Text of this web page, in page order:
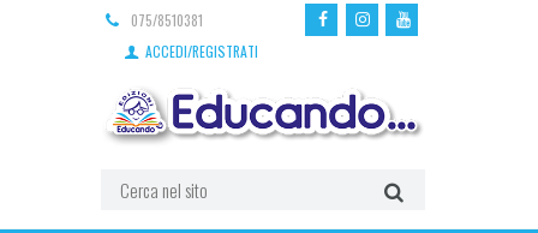
075/8510381
ACCEDI/REGISTRATI